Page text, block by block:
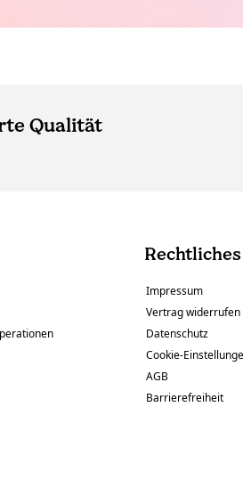
Qualität
Rechtliches
Impressum
Vertrag widerrufen
Datenschutz
Cookie-
AGB
Barrierefreiheit